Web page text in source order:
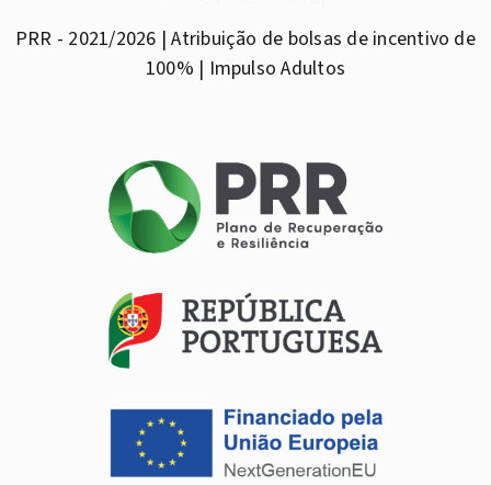
PRR - 2021/2026 | Atribuição de bolsas de incentivo de
100% | Impulso Adultos